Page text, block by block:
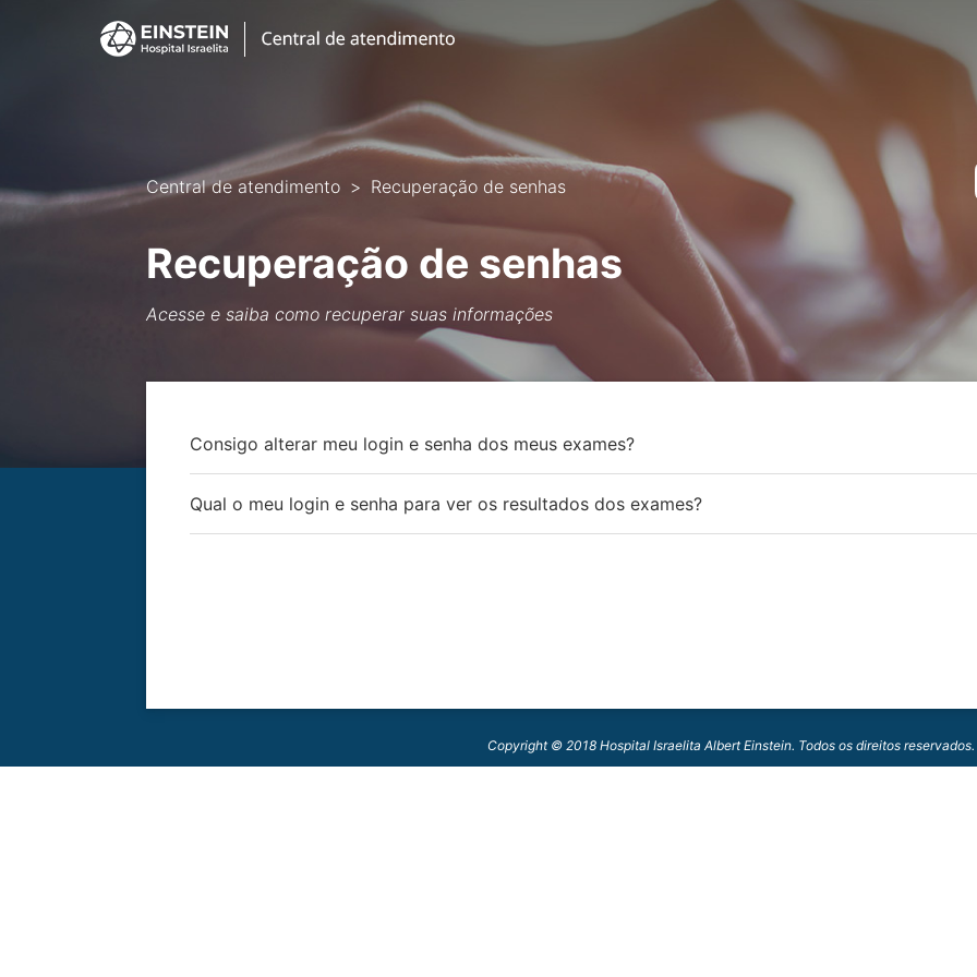
Central de atendimento Recuperação de senhas
Recuperação de senhas
Acesse e saiba como recuperar suas informações
Consigo alterar meu login e senha dos meus exames?
Qual o meu login e senha para ver os resultados dos exames?
Copyright © 2018 Hospital Israelita Albert Einstein. Todos os direitos reservados.